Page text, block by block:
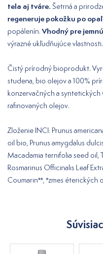
tela aj tváre. Šetrná a
regeneruje pokožku po
popálenín. Vhodný pre
výrazné ukľudňujúce vlastnosti.
Čistý prírodný bioprodukt.
studena, bio olejov a 100%
konzervačných a
rafinovaných olejov.
Zloženie INCI: Prunus
oil bio, Prunus amygdalus
Macadamia ternifolia seed oil,
Rosmarinus Officinalis Leaf
Coumarin**, *zmes